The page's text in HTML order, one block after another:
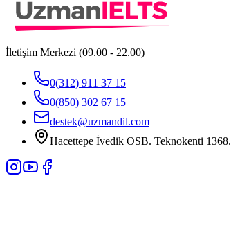
İletişim Merkezi (09.00 - 22.00)
0(312) 911 37 15
0(850) 302 67 15
destek@uzmandil.com
Hacettepe İvedik OSB. Teknokenti